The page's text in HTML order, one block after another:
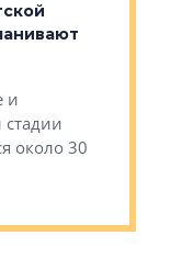
и
около 30